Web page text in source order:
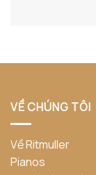
VỀ CHÚNG TÔI
Về Ritmuller
Pianos